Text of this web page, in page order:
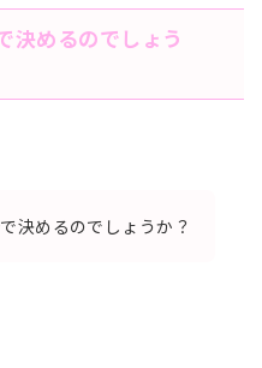
決めるのでしょう
決めるのでしょうか？